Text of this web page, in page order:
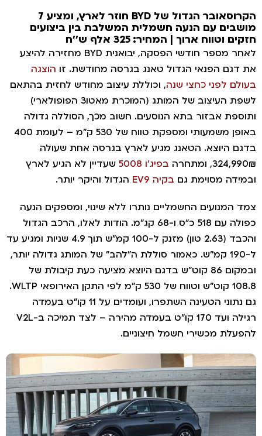
הקרוסאובר הגדול של BYD חוזר לארץ, ומציע 7
מושבים עם הנעה חשמלית המשלבת בין ביצועים
חזקים וטווח ארוך | המחיר: 325 אלף ש''ח
לאחר מספר חודשי הפסקה, יבואנית BYD מחזירה להיצע
את דגם הפנאי הגדול טאנג בגרסה מחודשת. זוהוצגה
בעולם לפני כחצי שנה, וכוללת עיצוב מחודש לחזית בהתאם
לשפת העיצוב של המותג (המוכרת מאטו3 הפופולארי)
ותוספת אבזור בתא הנוסעים. חשוב מכך, הסוללה גדולה
באופן משמעותי ומספקת טווח של 530 ק"מ – לעומת 400
בדגם היוצא. הטאנג מגיע לארץ בגרסה אחת שעולה
324,990₪, ומתחרה
בפיג'ו 5008
שעדיין לא הגיע לארץ
ובמידה מסוימת גםבקיה EV9 הגדול והיקר יותר.
צמד המנועים החשמליים נותרו ללא שינוי, ומספקים הנעה
כפולה עם 518 כ"ס ו-68 קג"מ. הודות לאלו, הרכב הגדול
והכבד (2.63 טון) מזנק ל-100 קמ"ש תוך 4.9 שניות ומגיע עד
ל-190 קמ"ש. כאמור סוללת ה"להב" של המותג גדולה יותר,
ובמקום 86 קוט"ש בדגם היוצא מציעה כעת קיבולת של
108.8 קוט"ש וטווח של 530 ק"מ לפי התקן האירופאי WLTP.
גם נתוני הטעינה השתפרו, ועומדים על 11 קו"ט בעמדה
רגילה ועד 170 קו"ט בעמדה מהירה – לצד תמיכה ב-V2L
להפעלת מכשירי חשמל חיצוניים.